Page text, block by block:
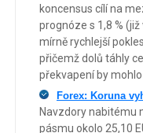
koncensus cílí na
prognóze s 1,8 %
mírně rychlejší
přičemž dolů táhly
překvapení by
Forex: Koruna
Navzdory nabitému
pásmu okolo 25,10